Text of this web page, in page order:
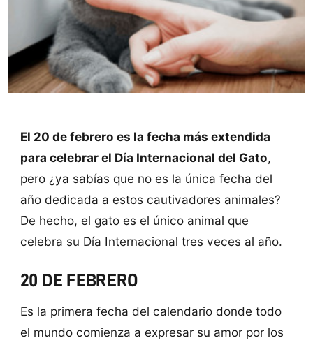
El 20 de febrero es la fecha más extendida
para celebrar el Día Internacional del Gato,
pero ¿ya sabías que no es la única fecha del
año dedicada a estos cautivadores animales?
De hecho, el gato es el único animal que
celebra su Día Internacional tres veces al año.
20 DE FEBRERO
Es la primera fecha del calendario donde todo
el mundo comienza a expresar su amor por los